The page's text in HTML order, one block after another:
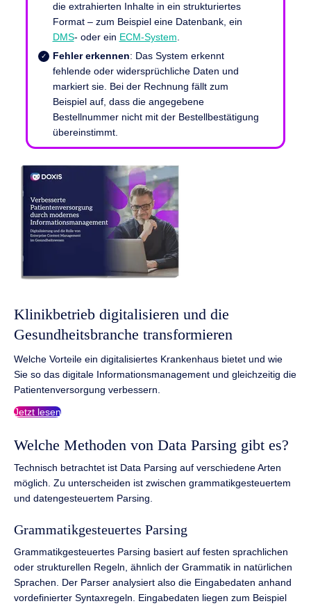
die extrahierten Inhalte in ein strukturiertes
Format – zum Beispiel eine Datenbank, ein
DMS- oder ein ECM-System.
Fehler erkennen: Das System erkennt
fehlende oder widersprüchliche Daten und
markiert sie. Bei der Rechnung fällt zum
Beispiel auf, dass die angegebene
Bestellnummer nicht mit der Bestellbestätigung
übereinstimmt.
Klinikbetrieb digitalisieren und die
Gesundheitsbranche transformieren
Welche Vorteile ein digitalisiertes Krankenhaus bietet und wie
Sie so das digitale Informationsmanagement und gleichzeitig die
Patientenversorgung verbessern.
Jetzt lesen
Welche Methoden von Data Parsing gibt es?
Technisch betrachtet ist Data Parsing auf verschiedene Arten
möglich. Zu unterscheiden ist zwischen grammatikgesteuertem
und datengesteuertem Parsing.
Grammatikgesteuertes Parsing
Grammatikgesteuertes Parsing basiert auf festen sprachlichen
oder strukturellen Regeln, ähnlich der Grammatik in natürlichen
Sprachen. Der Parser analysiert also die Eingabedaten anhand
vordefinierter Syntaxregeln. Eingabedaten liegen zum Beispiel